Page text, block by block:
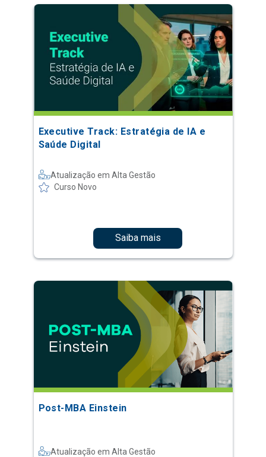
Executive Track: Estratégia de IA e
Saúde Digital
Atualização em Alta Gestão
Curso Novo
Saiba mais
Post-MBA Einstein
Atualização em Alta Gestão